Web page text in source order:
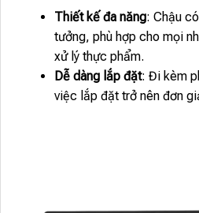
Thiết kế đa năng: Chậu
tưởng, phù hợp cho mọi
xử lý thực phẩm.
Dễ dàng lắp đặt: Đi kèm
việc lắp đặt trở nên đơn